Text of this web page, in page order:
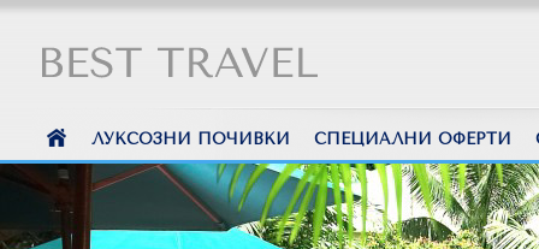
ЛУКСОЗНИ ПОЧИВКИ СПЕЦИАЛНИ ОФЕРТИ